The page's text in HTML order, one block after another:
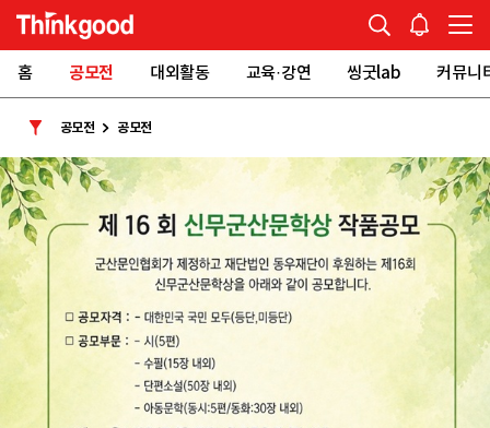
홈 공모전 대외활동 교육·강연 씽굿lab 커뮤니
공모전 공모전